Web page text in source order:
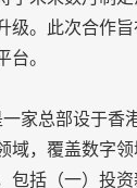
级。此次合作
。
家总部设于香
域，覆盖数字
包括（一）投